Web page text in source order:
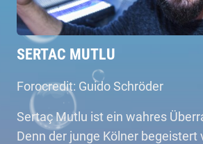
SERTAC MUTLU
Forocredit: Guido Schröder
Sertaç Mutlu ist ein wahres
Denn der junge Kölner begeistert